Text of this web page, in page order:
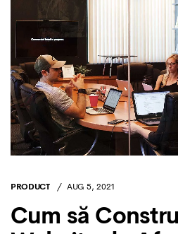
PRODUCT AUG 5, 2021
Cum să